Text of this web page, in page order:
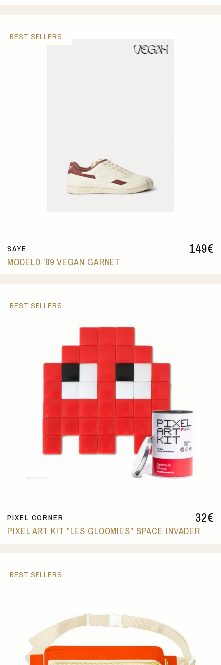
149€
SAYE
MODELO '89 VEGAN GARNET
BEST SELLERS
32€
PIXEL CORNER
PIXEL ART KIT "LES GLOOMIES" SPACE INVADER
BEST SELLERS
BEST SELLERS